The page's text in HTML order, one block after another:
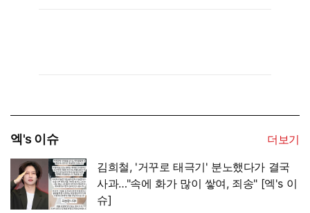
엑's 이슈
더보기
김희철, '거꾸로 태극기' 분노했다가 결국
사과…"속에 화가 많이 쌓여, 죄송" [엑's 이
슈]